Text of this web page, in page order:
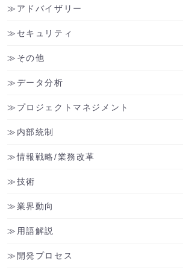
アドバイザリー
セキュリティ
その他
データ分析
プロジェクトマネジメント
内部統制
情報戦略/業務改革
技術
業界動向
用語解説
開発プロセス